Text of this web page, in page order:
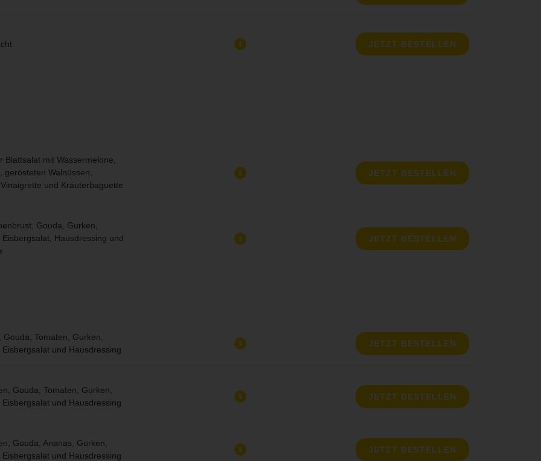
JETZT BESTELLEN
Blattsalat mit Wassermelone,
gerösteten Walnüssen,
und Kräuterbaguette
JETZT BESTELLEN
Gouda, Gurken,
Eisbergsalat, Hausdressing und
JETZT BESTELLEN
Gouda, Tomaten, Gurken,
Eisbergsalat und Hausdressing
JETZT BESTELLEN
Gouda, Tomaten, Gurken,
Eisbergsalat und Hausdressing
JETZT BESTELLEN
Gouda, Ananas, Gurken,
Eisbergsalat und Hausdressing
JETZT BESTELLEN